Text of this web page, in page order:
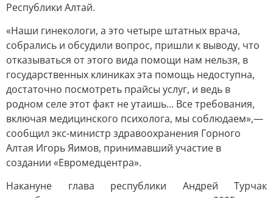
Республики Алтай.
«Наши гинекологи, а это четыре штатных врача,
собрались и обсудили вопрос, пришли к выводу, что
отказываться от этого вида помощи нам нельзя, в
государственных клиниках эта помощь недоступна,
достаточно посмотреть прайсы услуг, и ведь в
родном селе этот факт не утаишь… Все требования,
включая медицинского психолога, мы соблюдаем»,—
сообщил экс-министр здравоохранения Горного
Алтая Игорь Яимов, принимавший участие в
создании «Евромедцентра».
Накануне глава республики Андрей Турчак